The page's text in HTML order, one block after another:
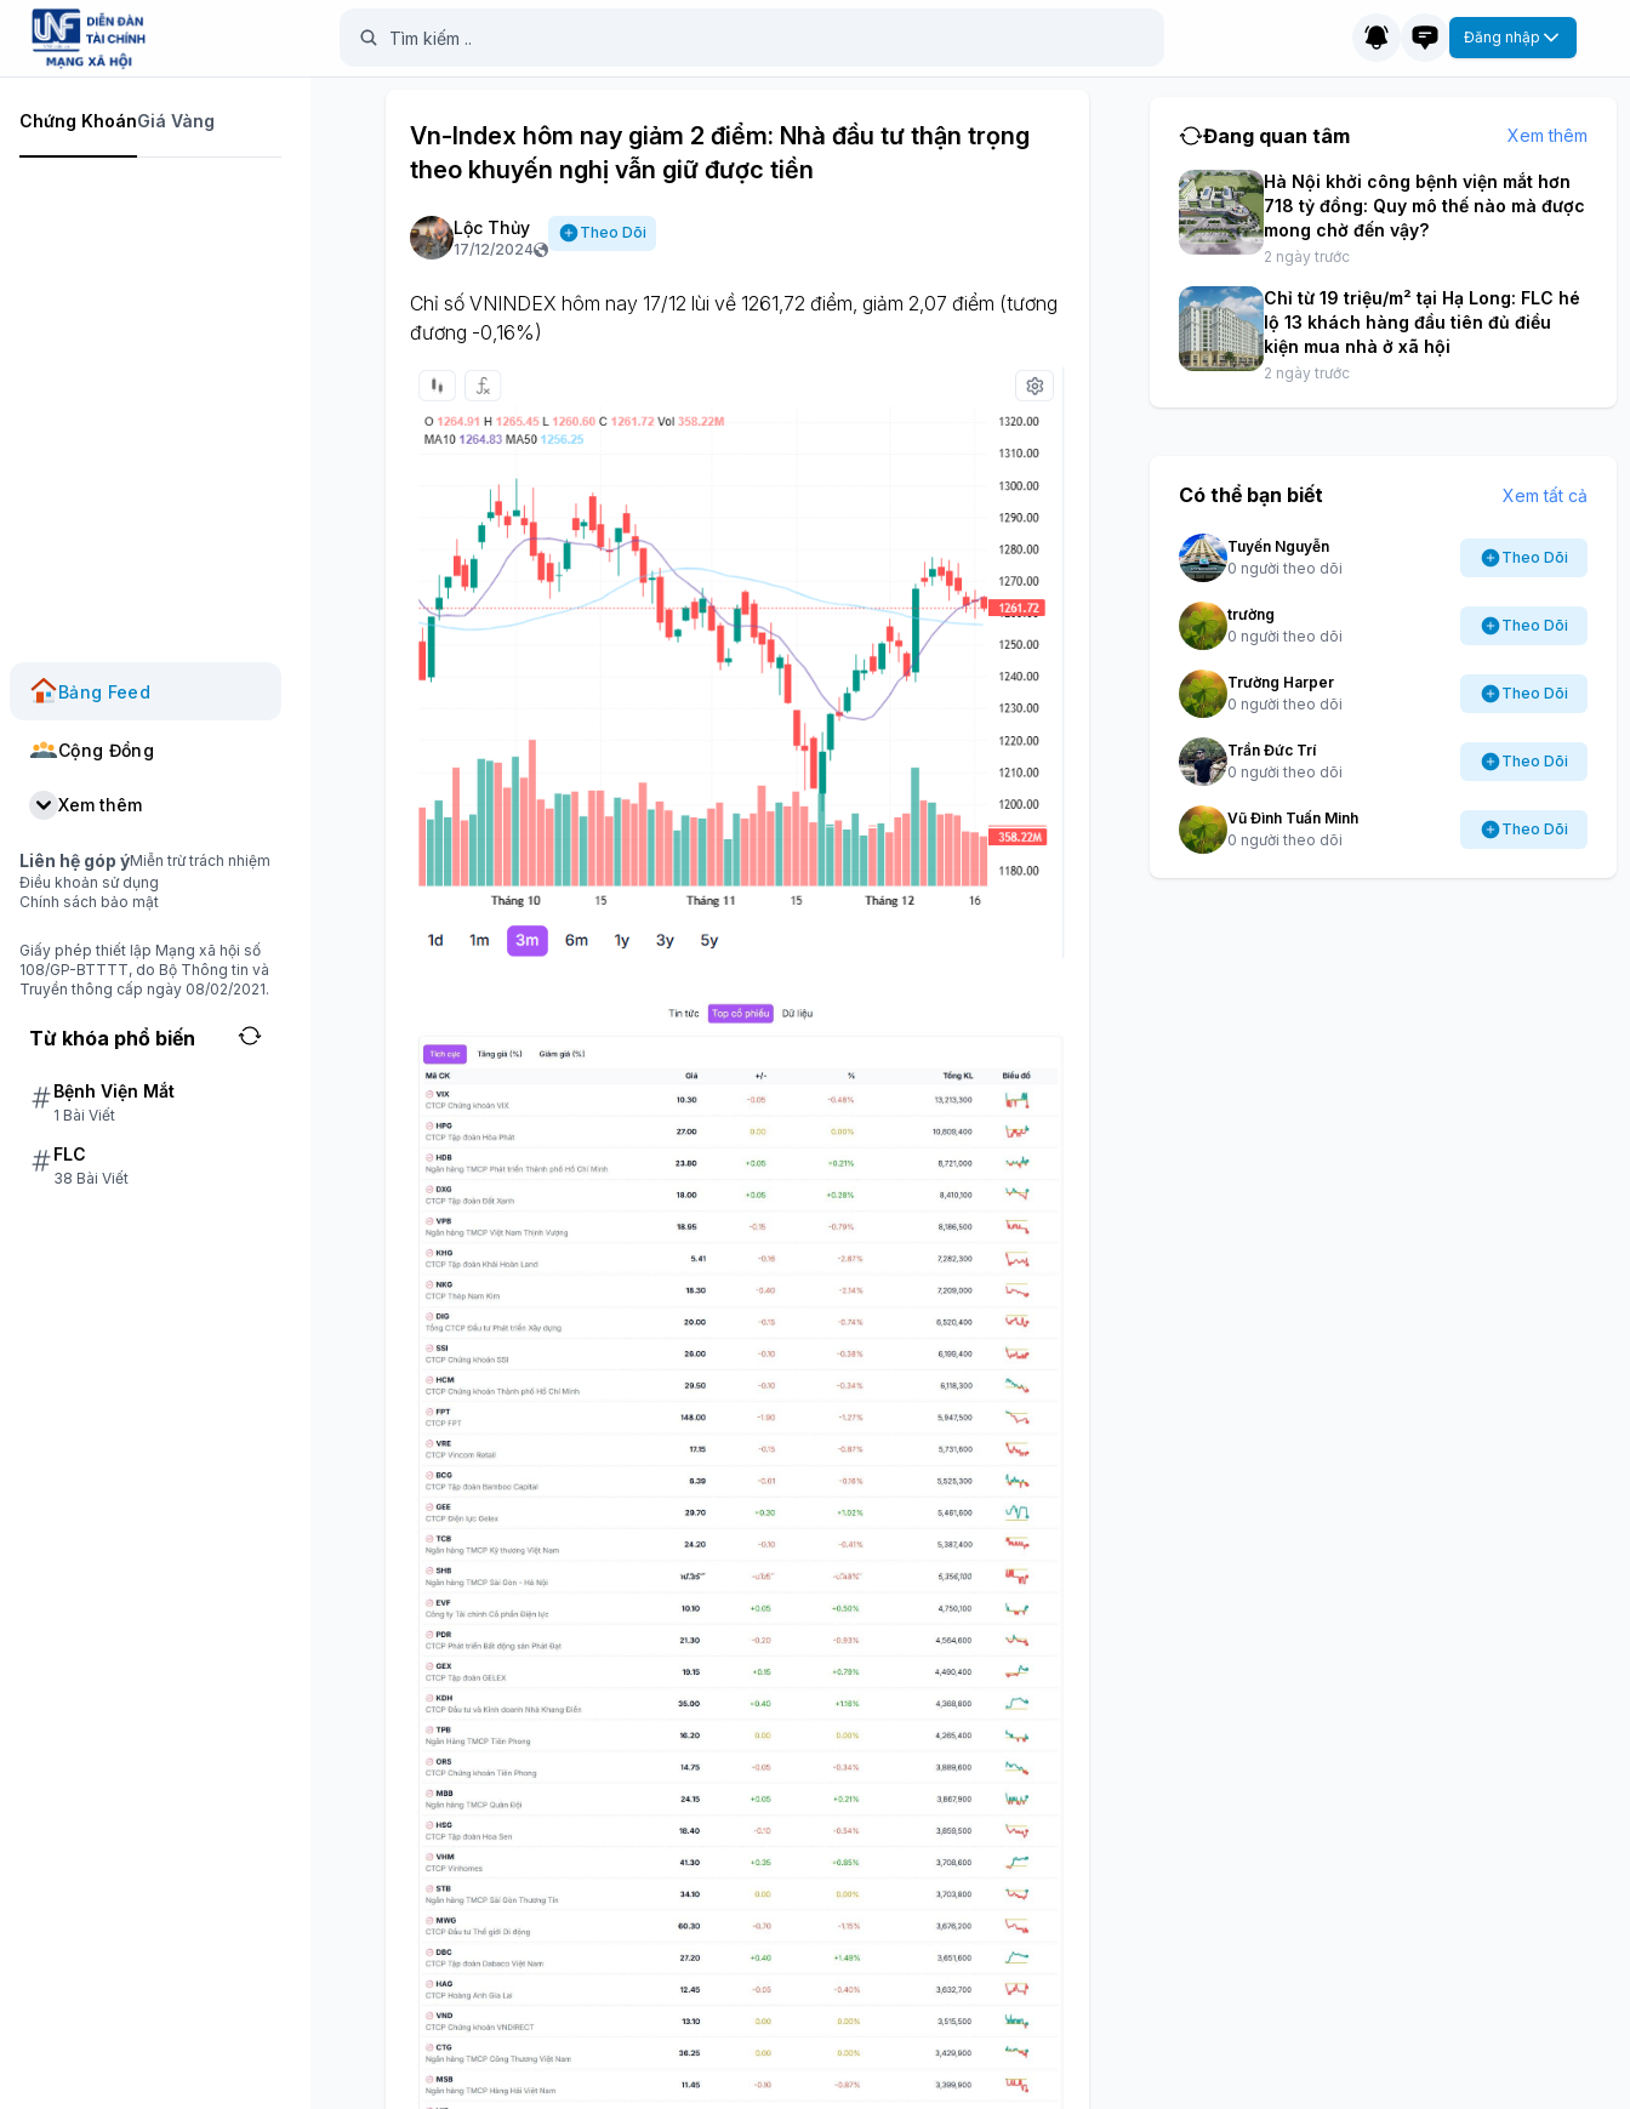
Đăng nhập
Chứng KhoánGiá Vàng
Bảng Feed
Cộng Đồng
Xem thêm
Liên hệ góp ýMiễn trừ trách nhiệm
Điều khoản sử dụng
Chính sách bảo mật
Giấy phép thiết lập Mạng xã hội số
108/GP-BTTTT, do Bộ Thông tin và
Truyền thông cấp ngày 08/02/2021.
Từ khóa phổ biến
Bệnh Viện Mắt
1 Bài Viết
FLC
38 Bài Viết
Vn-Index hôm nay giảm 2 điểm: Nhà đầu tư thận trọng
theo khuyến nghị vẫn giữ được tiền
Lộc Thủy
17/12/2024
Theo Dõi
Chỉ số VNINDEX hôm nay 17/12 lùi về 1261,72 điểm, giảm 2,07 điểm (tương
đương -0,16%)
Đang quan tâm Xem thêm
Hà Nội khởi công bệnh viện mắt hơn
718 tỷ đồng: Quy mô thế nào mà được
mong chờ đến vậy?
2 ngày trước
Chỉ từ 19 triệu/m² tại Hạ Long: FLC hé
lộ 13 khách hàng đầu tiên đủ điều
kiện mua nhà ở xã hội
2 ngày trước
Có thể bạn biết Xem tất cả
Tuyến Nguyễn
0 người theo dõi
Theo Dõi
trường
0 người theo dõi
Theo Dõi
Trường Harper
0 người theo dõi
Theo Dõi
Trần Đức Trí
0 người theo dõi
Theo Dõi
Vũ Đình Tuấn Minh
0 người theo dõi
Theo Dõi